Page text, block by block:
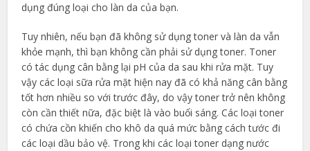
dụng đúng loại cho làn da của bạn.
Tuy nhiên, nếu bạn đã không sử dụng toner và làn da vẫn
khỏe mạnh, thì bạn không cần phải sử dụng toner. Toner
có tác dụng cân bằng lại pH của da sau khi rửa mặt. Tuy
vậy các loại sữa rửa mặt hiện nay đã có khả năng cân bằng
tốt hơn nhiều so với trước đây, do vậy toner trở nên không
còn cần thiết nữa, đặc biệt là vào buổi sáng. Các loại toner
có chứa cồn khiến cho khô da quá mức bằng cách tước đi
các loại dầu bảo vệ. Trong khi các loại toner dạng nước